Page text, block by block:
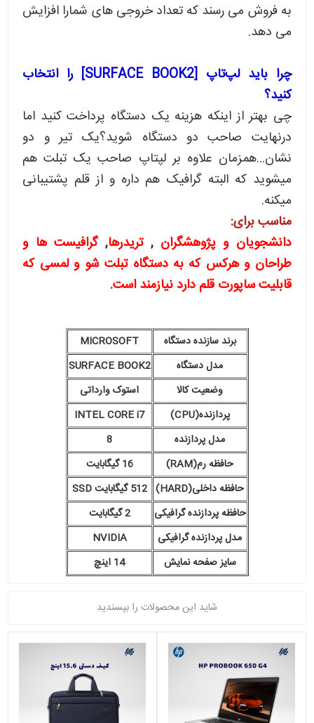
به فروش می رسند که تعداد خروجی های شمارا افزایش
می دهد.
چرا باید لپ‌تاپ [SURFACE BOOK2] را انتخاب
کنید؟
چی بهتر از اینکه هزینه یک دستگاه پرداخت کنید اما
درنهایت صاحب دو دستگاه شوید؟یک تیر و دو
نشان...همزمان علاوه بر لپتاپ صاحب یک تبلت هم
میشوید که البته گرافیک هم داره و از قلم پشتیبانی
میکنه.
مناسب برای:
دانشجویان و پژوهشگران,تریدرها,گرافیست ها و
طراحان و هرکس که به دستگاه تبلت شو و لمسی که
قابلیت ساپورت قلم دارد نیازمند است.
برند سازنده دستگاه
MICROSOFT
مدل دستگاه
SURFACE BOOK2
وضعیت کالا
استوک وارداتی
پردازنده(CPU)
INTEL CORE i7
مدل پردازنده
8
حافظه رم(RAM)
16 گیگابایت
حافظه داخلی(HARD)
512 گیگابایت SSD
حافظه پردازنده گرافیکی
2 گیگابایت
مدل پردازنده گرافیکی
NVIDIA
سایز صفحه نمایش
14 اینچ
شاید این محصولات را بپسندید